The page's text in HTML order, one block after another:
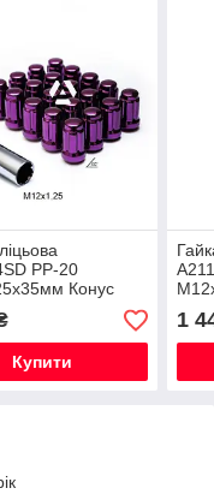
PP-20
Конус
хром
спец.ключ в
Купити
1